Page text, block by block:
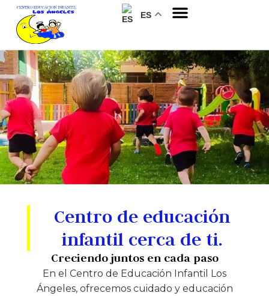
ES
Centro de educación
infantil cerca de ti.
Creciendo juntos en cada paso
En el Centro de Educación Infantil Los
Ángeles, ofrecemos cuidado y educación